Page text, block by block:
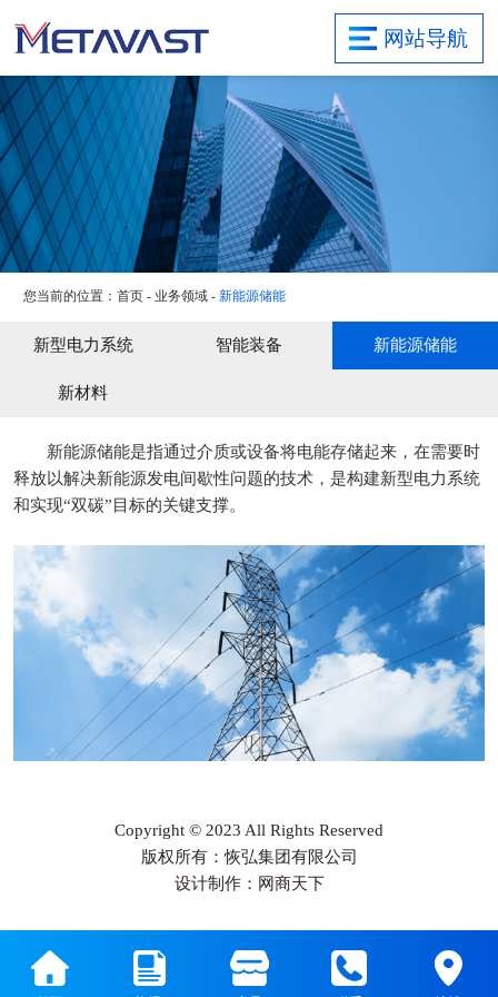
网站导航
首页
关于集团
研发实力
业务领域
项目案例
新闻资讯
社会责任
联系我们
旗下子公司
您当前的位置：首页-业务领域 -新能源储能
新型电力系统 智能装备 新能源储能
新材料
新能源储能是指通过介质或设备将电能存储起来，在需要时
释放以解决新能源发电间歇性问题的技术，是构建新型电力系统
和实现“双碳”目标的关键支撑‌。
Copyright © 2023 All Rights Reserved
版权所有：恢弘集团有限公司
设计制作：网商天下